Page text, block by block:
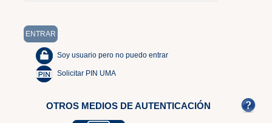
Soy usuario pero no puedo entrar
Solicitar PIN UMA
OTROS MEDIOS DE AUTENTICACIÓN